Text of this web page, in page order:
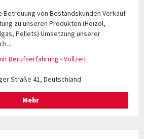
von Bestandskunden Verkauf
zu unseren Produkten (Heizöl,
Pellets) Umsetzung unserer
Berufserfahrung - Vollzeit
Straße 41, Deutschland
Mehr